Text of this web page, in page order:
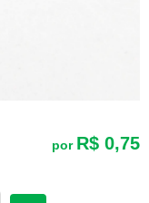
por R$ 0,75